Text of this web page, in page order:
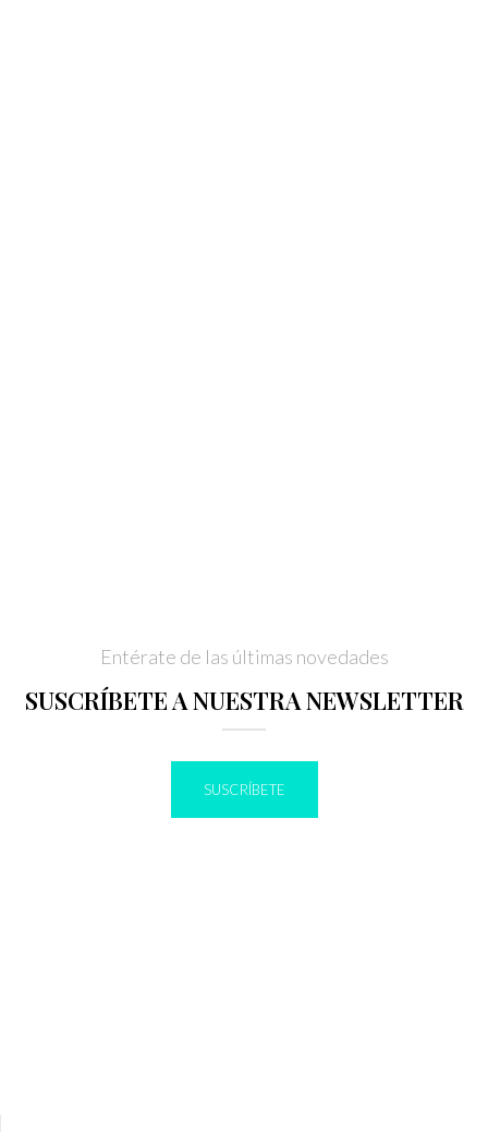
Entérate de las últimas novedades
SUSCRÍBETE A NUESTRA NEWSLETTER
SUSCRÍBETE